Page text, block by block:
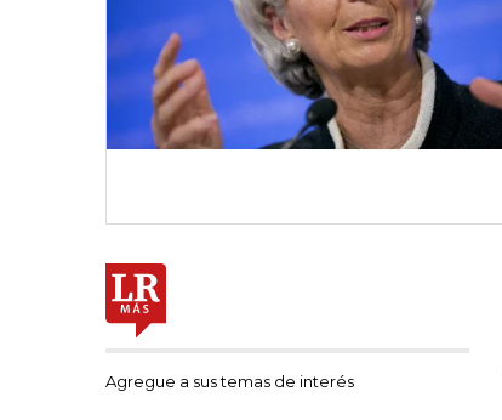
Agregue a sus temas de interés